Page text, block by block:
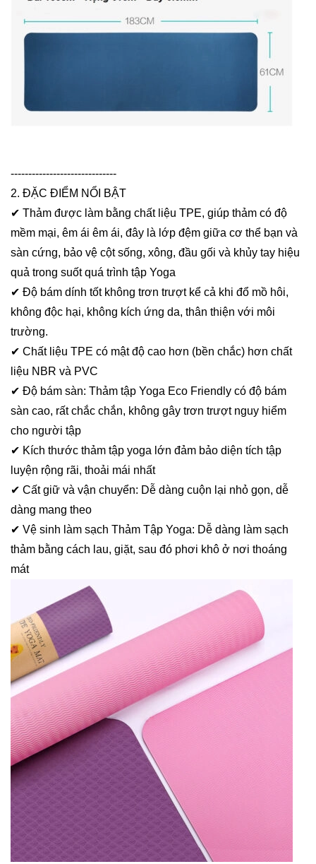
------------------------------
2. ĐẶC ĐIỂM NỔI BẬT
✔ Thảm được làm bằng chất liệu TPE, giúp thảm có độ
mềm mại, êm ái êm ái, đây là lớp đệm giữa cơ thể bạn và
sàn cứng, bảo vệ cột sống, xông, đầu gối và khủy tay hiệu
quả trong suốt quá trình tập Yoga
✔ Độ bám dính tốt không trơn trượt kể cả khi đổ mồ hôi,
không độc hại, không kích ứng da, thân thiện với môi
trường.
✔ Chất liệu TPE có mật độ cao hơn (bền chắc) hơn chất
liệu NBR và PVC
✔ Độ bám sàn: Thảm tập Yoga Eco Friendly có độ bám
sàn cao, rất chắc chắn, không gây trơn trượt nguy hiểm
cho người tập
✔ Kích thước thảm tập yoga lớn đảm bảo diện tích tập
luyện rộng rãi, thoải mái nhất
✔ Cất giữ và vận chuyển: Dễ dàng cuộn lại nhỏ gọn, dễ
dàng mang theo
✔ Vệ sinh làm sạch Thảm Tập Yoga: Dễ dàng làm sạch
thảm bằng cách lau, giặt, sau đó phơi khô ở nơi thoáng
mát